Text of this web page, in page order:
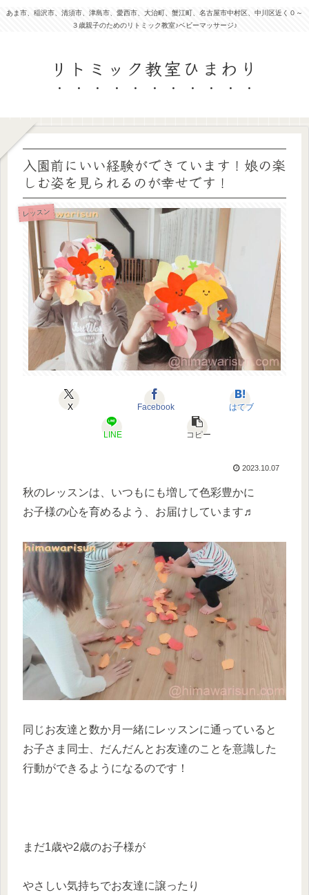
あま市、稲沢市、清須市、津島市、愛西市、大治町、蟹江町、名古屋市中村区、中川区近く０～
３歳親子のためのリトミック教室♪ベビーマッサージ♪
リトミック教室ひまわり
入園前にいい経験ができています！娘の楽
しむ姿を見られるのが幸せです！
レッスン
X Facebook はてブ
LINE コピー
2023.10.07
秋のレッスンは、いつもにも増して色彩豊かに
お子様の心を育めるよう、お届けしています♬
同じお友達と数か月一緒にレッスンに通っていると
お子さま同士、だんだんとお友達のことを意識した
行動ができるようになるのです！
まだ1歳や2歳のお子様が
やさしい気持ちでお友達に譲ったり